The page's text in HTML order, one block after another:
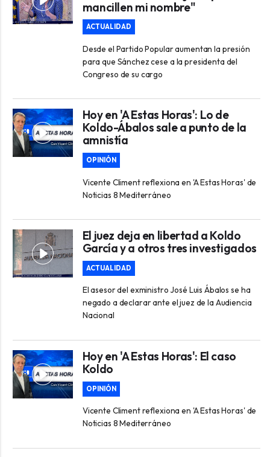
mancillen mi nombre"
ACTUALIDAD
Desde el Partido Popular aumentan la presión
para que Sánchez cese a la presidenta del
Congreso de su cargo
Hoy en 'A Estas Horas': Lo de
Koldo-Ábalos sale a punto de la
amnistía
OPINIÓN
Vicente Climent reflexiona en 'A Estas Horas' de
Noticias 8 Mediterráneo
El juez deja en libertad a Koldo
García y a otros tres investigados
ACTUALIDAD
El asesor del exministro José Luis Ábalos se ha
negado a declarar ante el juez de la Audiencia
Nacional
Hoy en 'A Estas Horas': El caso
Koldo
OPINIÓN
Vicente Climent reflexiona en 'A Estas Horas' de
Noticias 8 Mediterráneo